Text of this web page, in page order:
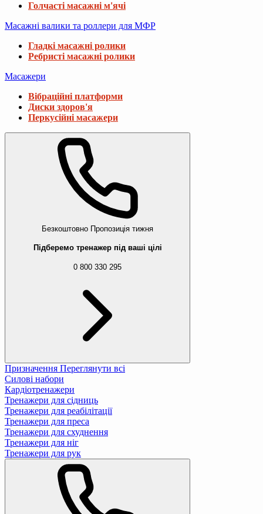
Голчасті масажні м'ячі
Масажні валики та роллери для МФР
Гладкі масажні ролики
Ребристі масажні ролики
Масажери
Вібраційні платформи
Диски здоров'я
Перкусійні масажери
Безкоштовно Пропозиція тижня
Підберемо тренажер під ваші цілі
0 800 330 295
Призначення Переглянути всі
Силові набори
Кардіотренажери
Тренажери для сідниць
Тренажери для реабілітації
Тренажери для преса
Тренажери для схуднення
Тренажери для ніг
Тренажери для рук